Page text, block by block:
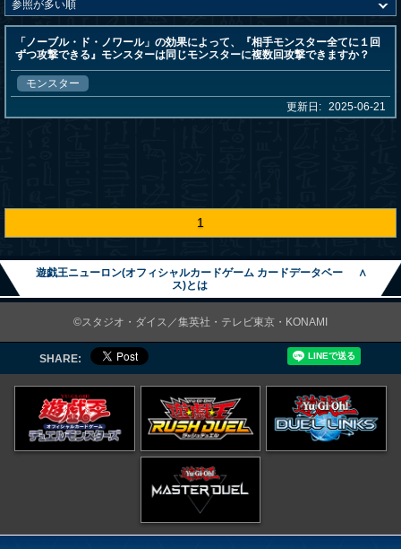
「ノーブル・ド・ノワール」の効果によって、『相手モンスター全てに１回
ずつ攻撃できる』モンスターは同じモンスターに複数回攻撃できますか？
モンスター
更新日: 2025-06-21
1
遊戯王ニューロン(オフィシャルカードゲーム カードデータベー
ス)とは
∧
©スタジオ・ダイス／集英社・テレビ東京・KONAMI
SHARE: